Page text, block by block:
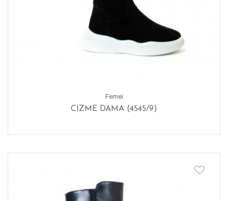
Femei
CIZME DAMA (4545/9)